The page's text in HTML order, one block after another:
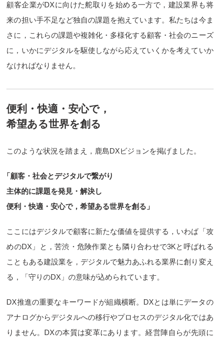
顧客企業がDXに向けた舵取りを始める一方で，建設業界も将
来の担い手不足など独自の課題を抱えています。私たちは今ま
さに，これらの課題や複雑化・多様化する顧客・社会のニーズ
に，いかにデジタルを駆使しながら応えていくかを考えていか
なければなりません。
便利・快適・安心で，
希望ある世界を創る
このような状況を踏まえ，鹿島DXビジョンを掲げました。
「顧客・社会とデジタルで繋がり
主体的に課題を発見・解決し
便利・快適・安心で，希望ある世界を創る」
ここにはデジタルで顧客に新たな価値を提供する，いわば「攻
めのDX」と，苦渋・危険作業とも隣り合わせで3Kと呼ばれる
こともある建設業を，デジタルで魅力あふれる業界に創り変え
る，「守りのDX」の意味が込められています。
DX推進の重要なキーワードが組織横断。DXとは単にデータの
アナログからデジタルへの移行やプロセスのデジタル化ではあ
りません。DXの本質は変革にあります。経営陣自らが先頭に